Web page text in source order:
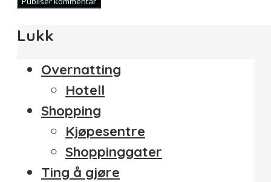
Lukk
Overnatting
Hotell
Shopping
Kjøpesentre
Shoppinggater
Ting å gjøre